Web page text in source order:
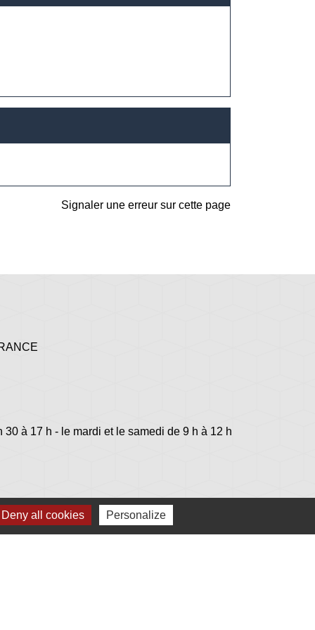
Signaler une erreur sur cette page
à 17 h - le mardi et le samedi de 9 h à 12 h
Deny all cookies Personalize